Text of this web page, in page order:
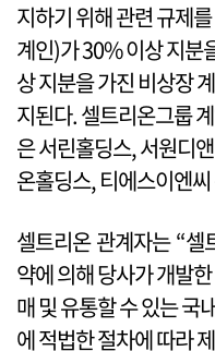
지하기 위해 관련 규제
계인)가 30% 이상 지분
상 지분을 가진 비상장
지된다. 셀트리온그룹
은 서린홀딩스, 서원디
온홀딩스, 티에스이엔
셀트리온 관계자는 “셀
약에 의해 당사가 개발
매 및 유통할 수 있는 국
에 적법한 절차에 따라